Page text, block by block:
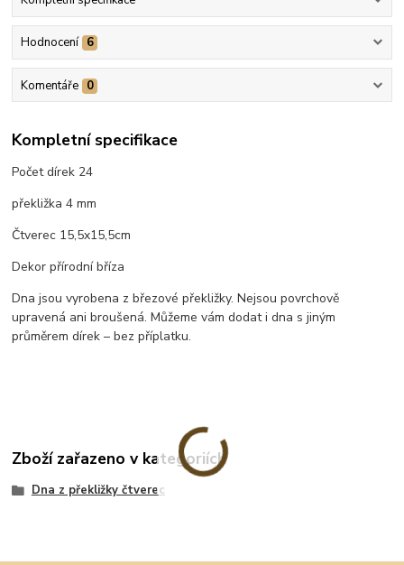
Hodnocení 6
Komentáře 0
Kompletní specifikace
Počet dírek 24
překližka 4 mm
Čtverec 15,5x15,5cm
Dekor přírodní bříza
Dna jsou vyrobena z březové překližky. Nejsou povrchově
upravená ani broušená. Můžeme vám dodat i dna s jiným
průměrem dírek – bez příplatku.
Zboží zařazeno v kategoriích
Dna z překližky čtverec